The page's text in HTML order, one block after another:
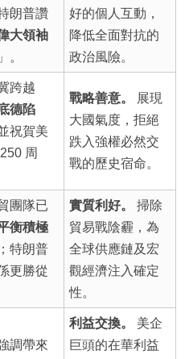
朗普讚
大領袖
。
好的個人互動，
降低全面對抗的
政治風險。
跨越
德陷
祝賀美
周
戰略善意。
展現
大國氣度，拒絕
跌入強權必然交
戰的歷史宿命。
團隊已
衡積極
特朗普
更勝從
實質利好。
掃除
貿易戰陰霾，為
全球供應鏈及宏
觀經濟注入確定
性。
調帶來
利益交換。
美企
巨頭的在華利益